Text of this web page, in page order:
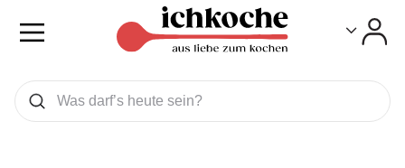
Was wollen Sie suchen
Suchen